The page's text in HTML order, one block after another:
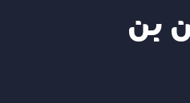
بن